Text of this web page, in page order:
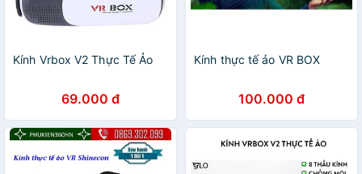
Kính Vrbox V2 Thực Tế Ảo
69.000 đ
Kính thực tế ảo VR BOX
100.000 đ